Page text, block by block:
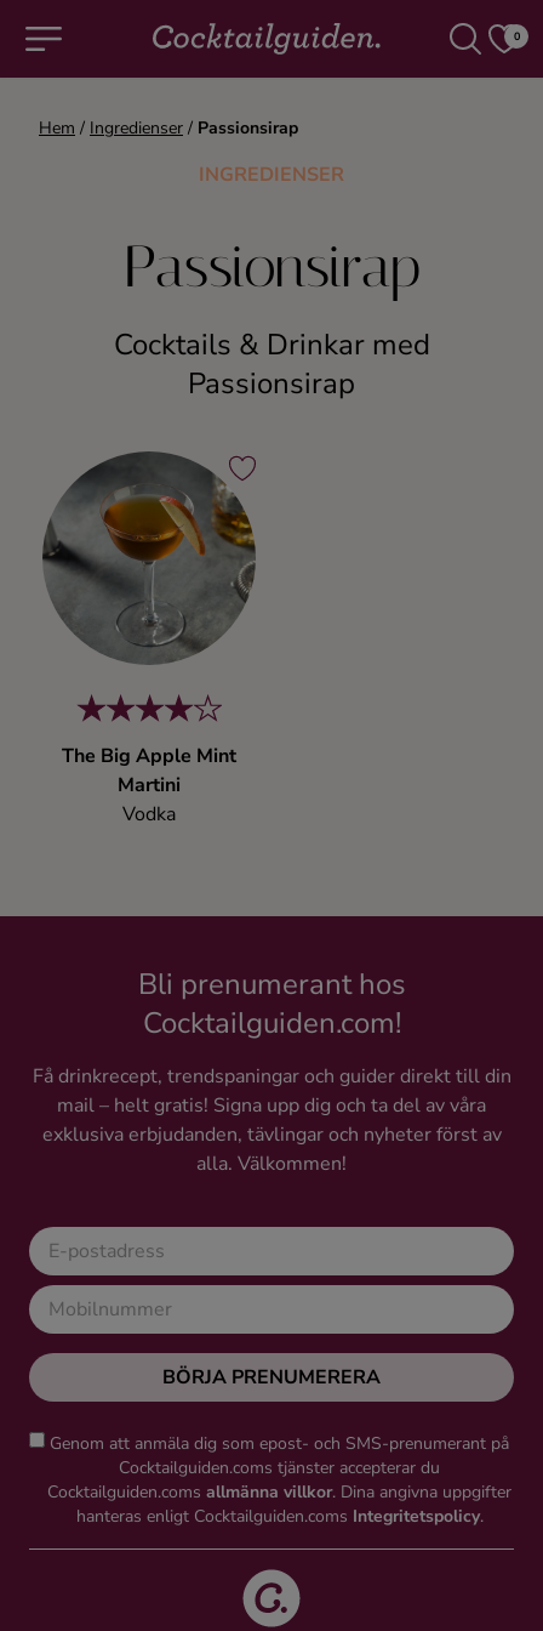
0
COCKTAILS & DRINKAR
Alkoholfritt
Champagne
Gin
Kaffe
Konjak
Likör
Tequila
Ingredienser
Hem / Ingredienser / Passionsirap
INGREDIENSER
Passionsirap
Cocktails & Drinkar med
Passionsirap
The Big Apple Mint
Martini
Vodka
Bli prenumerant hos
Cocktailguiden.com!
Få drinkrecept, trendspaningar och guider direkt till din
mail – helt gratis! Signa upp dig och ta del av våra
exklusiva erbjudanden, tävlingar och nyheter först av
alla. Välkommen!
BÖRJA PRENUMERERA
Genom att anmäla dig som epost- och SMS-prenumerant på
Cocktailguiden.coms tjänster accepterar du
Cocktailguiden.coms allmänna villkor. Dina angivna uppgifter
hanteras enligt Cocktailguiden.coms Integritetspolicy.